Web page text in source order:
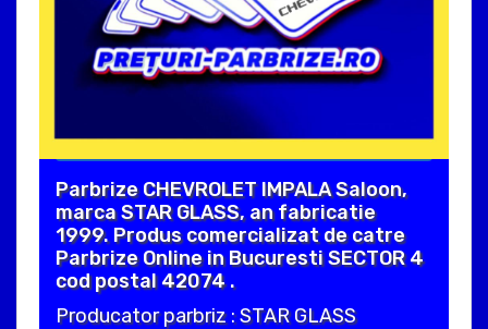
Parbrize CHEVROLET IMPALA Saloon,
marca STAR GLASS, an fabricatie
1999. Produs comercializat de catre
Parbrize Online in Bucuresti SECTOR 4
cod postal 42074 .
Producator parbriz : STAR GLASS